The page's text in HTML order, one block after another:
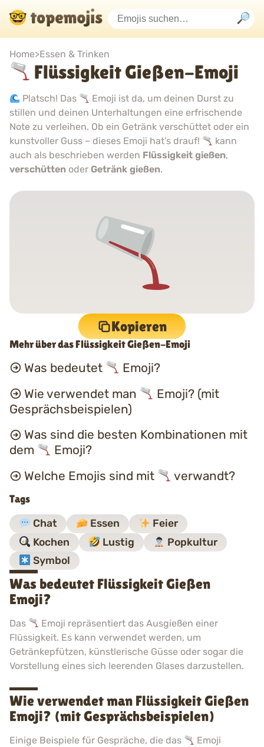
Home>Essen & Trinken
Flüssigkeit Gießen-Emoji
Platsch! Das
Emoji ist da, um deinen Durst zu
stillen und deinen Unterhaltungen eine erfrischende
Note zu verleihen. Ob ein Getränk verschüttet oder ein
kunstvoller Guss – dieses Emoji hat’s drauf!
kann
auch als beschrieben werden Flüssigkeit gießen,
verschütten oder Getränk gießen.
Kopieren
Mehr über das Flüssigkeit Gießen-Emoji
Was bedeutet
Emoji?
Wie verwendet man
Emoji? (mit
Gesprächsbeispielen)
Was sind die besten Kombinationen mit
dem
Emoji?
Welche Emojis sind mit
verwandt?
Tags
Chat Essen
Feier
Kochen
Lustig
Popkultur
Symbol
Was bedeutet Flüssigkeit Gießen
Emoji?
Das
Emoji repräsentiert das Ausgießen einer
Flüssigkeit. Es kann verwendet werden, um
Getränkepfützen, künstlerische Güsse oder sogar die
Vorstellung eines sich leerenden Glases darzustellen.
Wie verwendet man Flüssigkeit Gießen
Emoji? (mit Gesprächsbeispielen)
Einige Beispiele für Gespräche, die das
Emoji